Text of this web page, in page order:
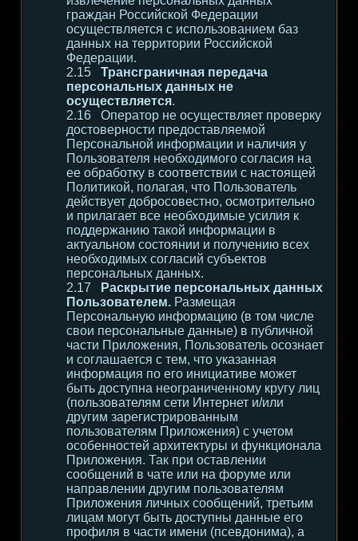
граждан Российской Федерации
осуществляется с использованием баз
данных на территории Российской
Федерации.
Трансграничная передача
персональных данных не
осуществляется.
Оператор не осуществляет проверку
достоверности предоставляемой
Персональной информации и наличия у
Пользователя необходимого согласия на
ее обработку в соответствии с настоящей
Политикой, полагая, что Пользователь
действует добросовестно, осмотрительно
и прилагает все необходимые усилия к
поддержанию такой информации в
актуальном состоянии и получению всех
необходимых согласий субъектов
персональных данных.
Раскрытие персональных данных
Пользователем. Размещая
Персональную информацию (в том числе
свои персональные данные) в публичной
части Приложения, Пользователь осознает
и соглашается с тем, что указанная
информация по его инициативе может
быть доступна неограниченному кругу лиц
(пользователям сети Интернет и/или
другим зарегистрированным
пользователям Приложения) с учетом
особенностей архитектуры и функционала
Приложения. Так при оставлении
сообщений в чате или на форуме или
направлении другим пользователям
Приложения личных сообщений, третьим
лицам могут быть доступны данные его
профиля в части имени (псевдонима), а